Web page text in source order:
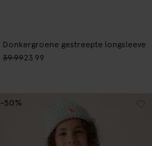
Donkergroene gestreepte longsleeve
39.9923.99
-50%